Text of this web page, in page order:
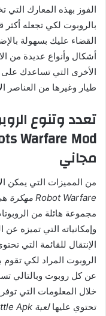
الفوز بهذه المعارك التي
بالروبوت لكي تجعله أكثر
القضاء عليك بسهولة
أشكال وأنواع عديدة من
الأخرى التي تساعدك على
طيار وغيرها من العناصر
تعدد وتنوع
مجاني
من المميزات التي يمكن
Robot Warfare مهكرة
مجموعة هائلة من
وإمكانياته التي تميزه
الإنتقال للقائمة التي
الروبوت المراد لكي
عن كل روبوت وبالتالي
خلال المعلومات التي
تحتوي عليهالعبة Robots Warfare PVP Mech Battle Apk